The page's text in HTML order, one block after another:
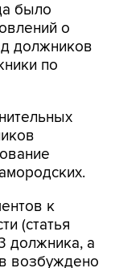
было
о
должников
по
к
(статья
должника, а
возбуждено